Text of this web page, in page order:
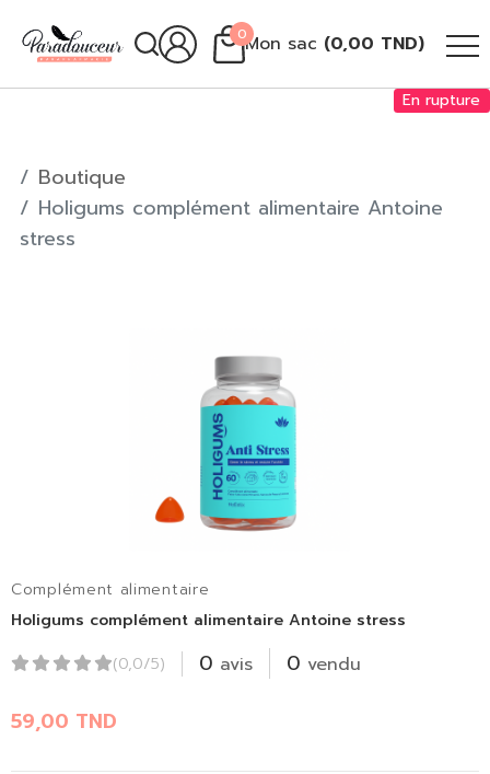
0Mon sac (0,00 TND)
En rupture
Boutique
Holigums complément alimentaire Antoine
stress
Complément alimentaire
Holigums complément alimentaire Antoine stress
(0,0/5)
0 avis 0 vendu
59,00 TND